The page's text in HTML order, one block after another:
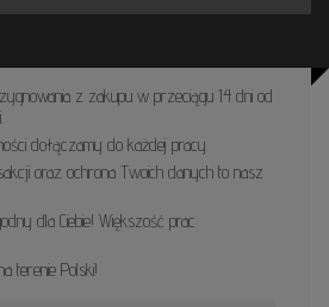
z zakupu w przeciągu 14 dni od
dołączamy do każdej pracy.
oraz ochrona Twoich danych to nasz
dla Ciebie! Większość prac
terenie Polski!